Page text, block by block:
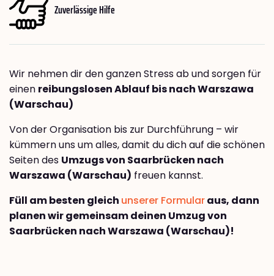
Zuverlässige Hilfe
Wir nehmen dir den ganzen Stress ab und sorgen für
einen reibungslosen Ablauf bis nach Warszawa
(Warschau)
Von der Organisation bis zur Durchführung – wir
kümmern uns um alles, damit du dich auf die schönen
Seiten des Umzugs von Saarbrücken nach
Warszawa (Warschau) freuen kannst.
Füll am besten gleich unserer Formularaus, dann
planen wir gemeinsam deinen Umzug von
Saarbrücken nach Warszawa (Warschau)!